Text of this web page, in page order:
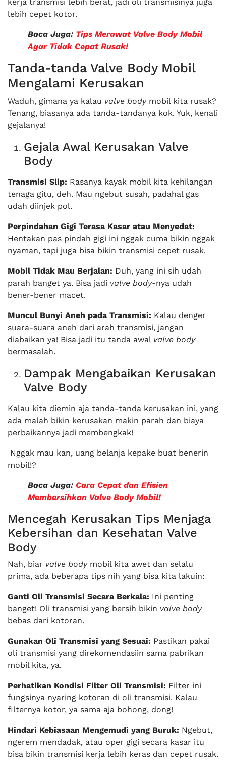
kerja transmisi lebih berat, jadi oli transmisinya juga
lebih cepet kotor.
Baca Juga: Tips Merawat Valve Body Mobil
Agar Tidak Cepat Rusak!
Tanda-tanda Valve Body Mobil
Mengalami Kerusakan
Waduh, gimana ya kalau valve bodymobil kita rusak?
Tenang, biasanya ada tanda-tandanya kok. Yuk, kenali
gejalanya!
Gejala Awal Kerusakan Valve
Body
Transmisi Slip: Rasanya kayak mobil kita kehilangan
tenaga gitu, deh. Mau ngebut susah, padahal gas
udah diinjek pol.
Perpindahan Gigi Terasa Kasar atau Menyedat:
Hentakan pas pindah gigi ini nggak cuma bikin nggak
nyaman, tapi juga bisa bikin transmisi cepet rusak.
Mobil Tidak Mau Berjalan: Duh, yang ini sih udah
parah banget ya. Bisa jadi valve body-nya udah
bener-bener macet.
Muncul Bunyi Aneh pada Transmisi: Kalau denger
suara-suara aneh dari arah transmisi, jangan
diabaikan ya! Bisa jadi itu tanda awal valve body
bermasalah.
Dampak Mengabaikan Kerusakan
Valve Body
Kalau kita diemin aja tanda-tanda kerusakan ini, yang
ada malah bikin kerusakan makin parah dan biaya
perbaikannya jadi membengkak!
Nggak mau kan, uang belanja kepake buat benerin
mobil!?
Baca Juga: Cara Cepat dan Efisien
Membersihkan Valve Body Mobil!
Mencegah Kerusakan Tips Menjaga
Kebersihan dan Kesehatan Valve
Body
Nah, biar valve bodymobil kita awet dan selalu
prima, ada beberapa tips nih yang bisa kita lakuin:
Ganti Oli Transmisi Secara Berkala: Ini penting
banget! Oli transmisi yang bersih bikin valve body
bebas dari kotoran.
Gunakan Oli Transmisi yang Sesuai: Pastikan pakai
oli transmisi yang direkomendasiin sama pabrikan
mobil kita, ya.
Perhatikan Kondisi Filter Oli Transmisi: Filter ini
fungsinya nyaring kotoran di oli transmisi. Kalau
filternya kotor, ya sama aja bohong, dong!
Hindari Kebiasaan Mengemudi yang Buruk: Ngebut,
ngerem mendadak, atau oper gigi secara kasar itu
bisa bikin transmisi kerja lebih keras dan cepet rusak.